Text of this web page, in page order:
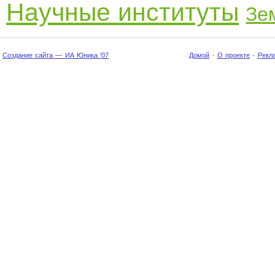
Научные институты
Создание сайта — ИА Юника '07 Домой · О проекте ·